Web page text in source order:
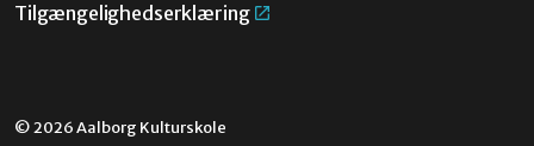
Tilgængelighedserklæring
© 2026 Aalborg Kulturskole